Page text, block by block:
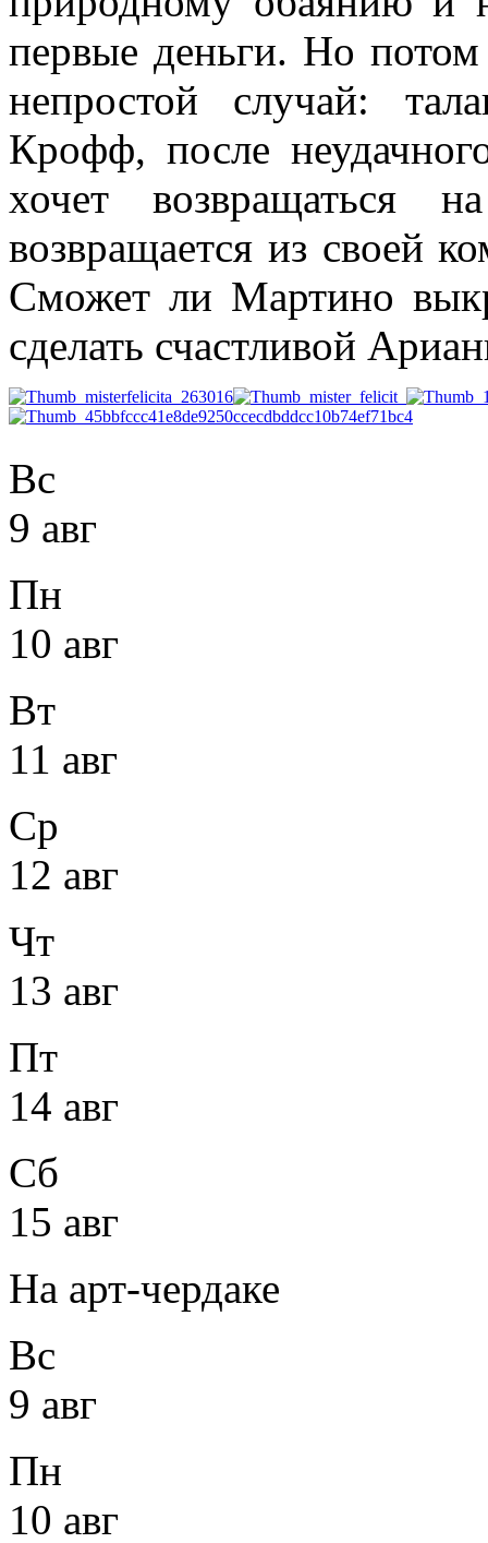
первые деньги. Но потом
непростой случай:
Крофф, после
хочет
возвращается из своей
Сможет ли Мартино
сделать счастливой
Вс
9 авг
Пн
10 авг
Вт
11 авг
Ср
12 авг
Чт
13 авг
Пт
14 авг
Сб
15 авг
На арт-чердаке
Вс
9 авг
Пн
10 авг